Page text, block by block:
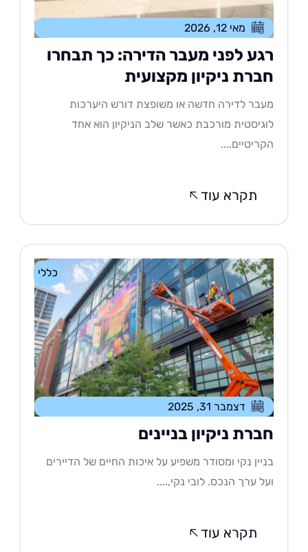
מאי 12, 2026
לפני מעבר הדירה: כך תבחרו
ניקיון מקצועית
לדירה חדשה או משופצת דורש היערכות
מורכבת כאשר שלב הניקיון הוא אחד
תקרא עוד
כללי
דצמבר 31, 2025
ניקיון בניינים
נקי ומסודר משפיע על איכות החיים של הדיירים
ערך הנכס. לובי נקי,....
תקרא עוד